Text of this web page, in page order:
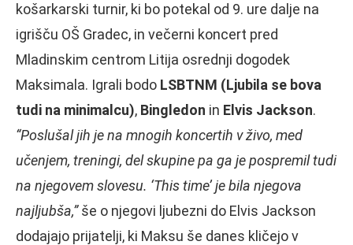
košarkarski turnir, ki bo potekal od 9. ure dalje na
igrišču OŠ Gradec, in večerni koncert pred
Mladinskim centrom Litija osrednji dogodek
Maksimala. Igrali bodo LSBTNM (Ljubila se bova
tudi na minimalcu), Bingledon in Elvis Jackson.
“Poslušal jih je na mnogih koncertih v živo, med
učenjem, treningi, del skupine pa ga je pospremil tudi
na njegovem slovesu. ‘This time’ je bila njegova
najljubša,”še o njegovi ljubezni do Elvis Jackson
dodajajo prijatelji, ki Maksu še danes kličejo v